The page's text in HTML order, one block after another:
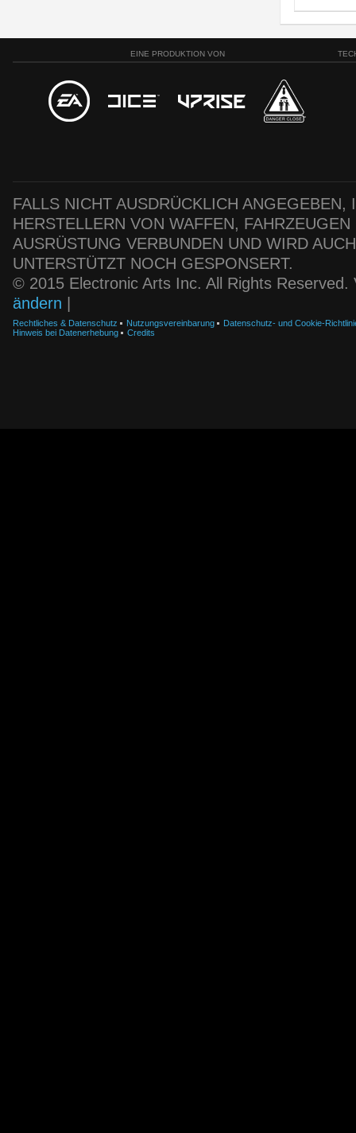
EINE PRODUKTION VON
FALLS NICHT AUSDRÜCKLICH
HERSTELLERN VON WAFFEN,
AUSRÜSTUNG VERBUNDEN UND WIRD
UNTERSTÜTZT NOCH GESPONSERT.
© 2015 Electronic Arts Inc. All Rights
ändern
Rechtliches & Datenschutz Nutzungsvereinbarung
Datenschutz- und Cookie-
Hinweis bei Datenerhebung
Credits